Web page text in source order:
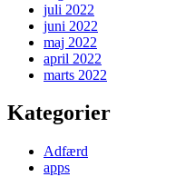
juli 2022
juni 2022
maj 2022
april 2022
marts 2022
Kategorier
Adfærd
apps